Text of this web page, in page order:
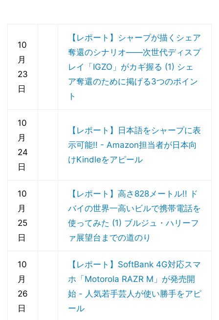
10
月
23
日
【レポート】シャープが描くシェア
奪還のシナリオ――次世代ディスプ
レイ「IGZO」がカギ握る (1) シェ
ア奪還のために掲げる3つのポイン
ト
10
月
24
日
【レポート】日本語をシャープに表
示可能!! - Amazon担当者が日本向
けKindleをアピール
10
月
25
日
【レポート】高さ828メートル!! ド
バイの世界一高いビルで携帯電話を
使ってみた (1) ブルジュ・ハリーフ
ァ展望台までの道のり
10
月
26
日
【レポート】SoftBank 4G対応スマ
ホ「Motorola RAZR M」が発売開
始 - 人気若手芸人が使い勝手をアピ
ール